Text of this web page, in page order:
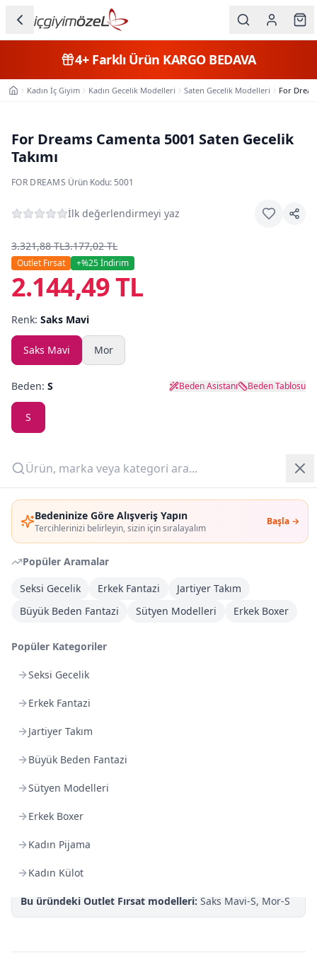
Bedeninize Göre Alışveriş Yapın
Tercihlerinizi belirleyin, sizin için sıralayalım
Başla →
Popüler Aramalar
Seksi Gecelik
Erkek Fantazi
Jartiyer Takım
Büyük Beden Fantazi
Sütyen Modelleri Erkek Boxer
Popüler Kategoriler
Seksi Gecelik
Erkek Fantazi
Jartiyer Takım
Büyük Beden Fantazi
Sütyen Modelleri
Erkek Boxer
Kadın Pijama
Kadın Külot
Kategorileri
Erkek
Çocuk
Beden
Markalar
Plaj & Mayo
Yazlık Pijama
Kampanyalar
Yeni Gelenler
Giriş Yap
Üye Ol
4+Farklı Ürün KARGO BEDAVA
Ana SayfaKadın İç Giyim Kadın Gecelik Modelleri Saten Gecelik Modelleri For
For Dreams Camenta 5001 Saten Gecelik
Takımı
FOR DREAMS·Ürün Kodu: 5001
İlk değerlendirmeyi yaz
3.321,88 TL3.177,02 TL
Outlet Fırsat +%25İndirim
2.144,49 TL
Renk: Saks Mavi
Saks Mavi Mor
Beden: S Beden Asistanı Beden Tablosu
S
Outlet Fırsat
adet)
Adet:
Şimdi Al
DHL Kargoya Teslim
3.000 TL veya
Son Gün!
%100 Orijinal Ürün Garantisi
Kolay İade: İade koşullarına
BK Bilgi Teknolojileri
TROY
Bu üründeki Outlet Fırsat modelleri: Saks Mavi-S, Mor-S